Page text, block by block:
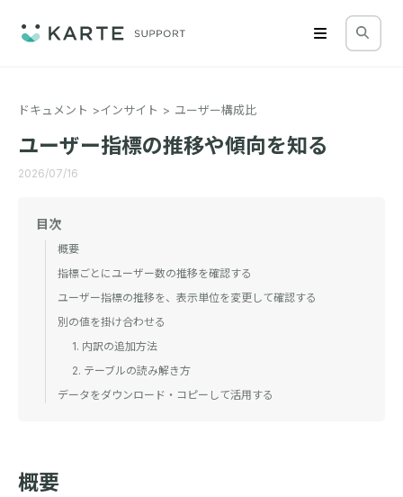
ドキュメント インサイト ユーザー構成比
ユーザー指標の推移や傾向を知る
2026/07/16
概要
目次
概要
指標ごとにユーザー数の推移を確認する
ユーザー指標の推移を、表示単位を変更して確認する
別の値を掛け合わせる
1. 内訳の追加方法
2. テーブルの読み解き方
データをダウンロード・コピーして活用する